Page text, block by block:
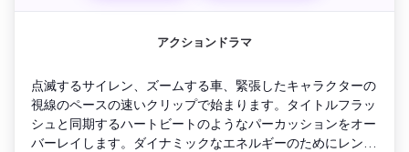
アクションドラマ
点滅するサイレン、ズームする車、緊張したキャラクターの
視線のペースの速いクリップで始まります。タイトルフラッ
シュと同期するハートビートのようなパーカッションをオー
バーレイします。ダイナミックなエネルギーのためにレンズ